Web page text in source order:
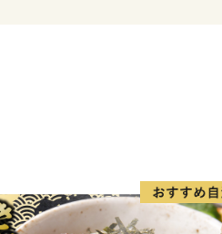
ふるさと納税で
生産者のまごこ